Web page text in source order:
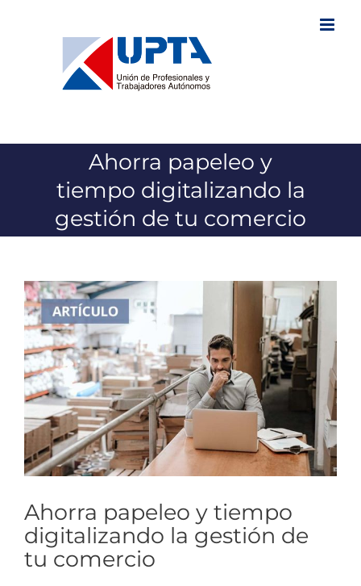
Ahorra papeleo y
tiempo digitalizando la
gestión de tu comercio
Ver
imagen
más
grande
Ahorra papeleo y tiempo
digitalizando la gestión de
tu comercio